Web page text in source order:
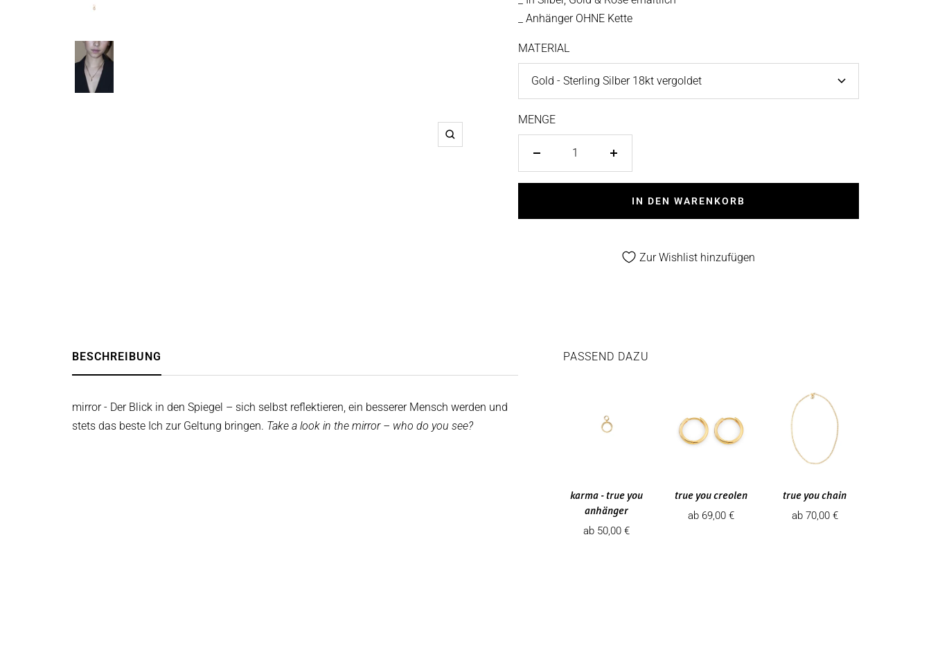
Zoom
_ Anhänger OHNE Kette
MATERIAL
Gold - Sterling Silber 18kt vergoldet
MENGE
verringern
erhöhen
IN DEN WARENKORB
Zur Wishlist hinzufügen
BESCHREIBUNG
mirror - Der Blick in den Spiegel – sich selbst reflektieren, ein besserer Mensch werden und
stets das beste Ich zur Geltung bringen. Take a look in the mirror – who do you see?
PASSEND DAZU
karma - true you
anhänger
Angebotspreis
ab 50,00 €
true you creolen
Angebotspreis
ab 69,00 €
true you chain
Angebotspreis
ab 70,00 €